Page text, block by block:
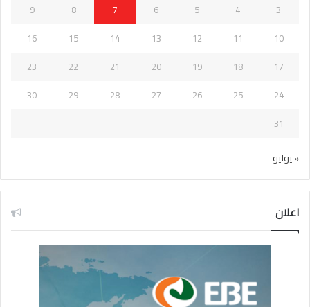
3
4
5
6
7
8
9
10
11
12
13
14
15
16
17
18
19
20
21
22
23
24
25
26
27
28
29
30
31
« يوليو
اعلان